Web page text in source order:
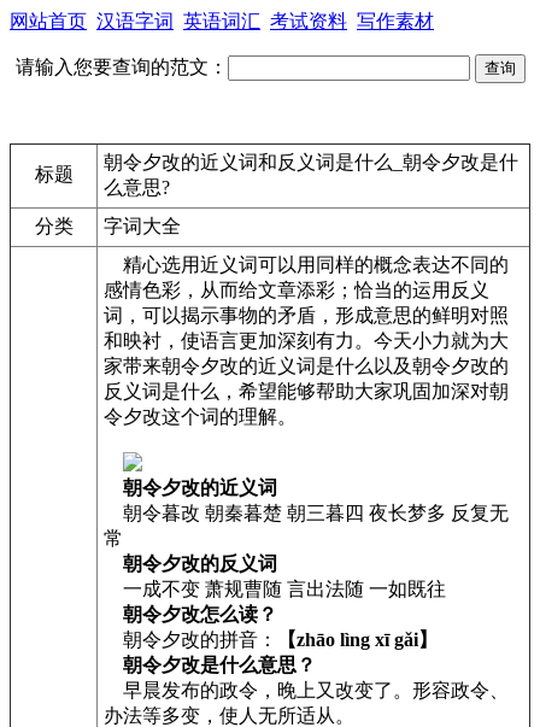
网站首页 汉语字词 英语词汇 考试资料 写作素材
请输入您要查询的范文：
标题
朝令夕改的近义词和反义词是什么_朝令夕改是什
么意思?
分类
字词大全
精心选用近义词可以用同样的概念表达不同的
感情色彩，从而给文章添彩；恰当的运用反义
词，可以揭示事物的矛盾，形成意思的鲜明对照
和映衬，使语言更加深刻有力。今天小力就为大
家带来朝令夕改的近义词是什么以及朝令夕改的
反义词是什么，希望能够帮助大家巩固加深对朝
令夕改这个词的理解。
朝令夕改的近义词
朝令暮改 朝秦暮楚 朝三暮四 夜长梦多 反复无
常
朝令夕改的反义词
一成不变 萧规曹随 言出法随 一如既往
朝令夕改怎么读？
朝令夕改的拼音：
【zhāo lìng xī gǎi】
朝令夕改是什么意思？
早晨发布的政令，晚上又改变了。形容政令、
办法等多变，使人无所适从。